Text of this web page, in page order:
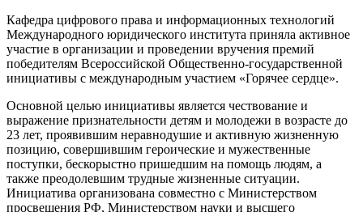
Кафедра цифрового права и информационных технологий
Международного юридического института приняла активное
участие в организации и проведении вручения премий
победителям Всероссийской Общественно-государственной
инициативы с международным участием «Горячее сердце».
Основной целью инициативы является чествование и
выражение признательности детям и молодежи в возрасте до
23 лет, проявившим неравнодушие и активную жизненную
позицию, совершившим героические и мужественные
поступки, бескорыстно пришедшим на помощь людям, а
также преодолевшим трудные жизненные ситуации.
Инициатива организована совместно с Министерством
просвещения РФ, Министерством науки и высшего